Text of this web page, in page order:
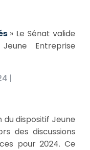
» Le Sénat valide
Entreprise
|
dispositif Jeune
des discussions
pour 2024. Ce